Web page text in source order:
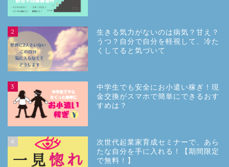
2
生きる気力がないのは病気？甘え？
うつ？自分で自分を軽視して、冷た
くしてると気づいて
3
中学生でも安全にお小遣い稼ぎ！現
金交換がスマホで簡単にできるおす
すめは？
4
次世代起業家育成セミナーで、あら
たな自分を手に入れる！【期間限定
で無料！】